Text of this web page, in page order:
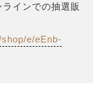
インでの抽選販
e/eEnb-